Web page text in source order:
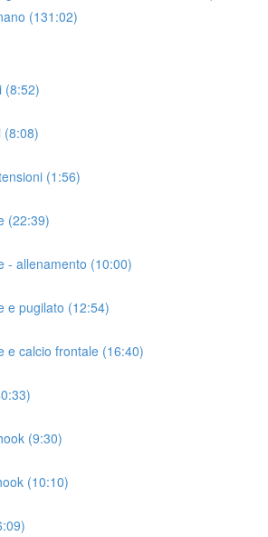
(131:02)
(8:52)
(8:08)
(1:56)
(22:39)
- allenamento (10:00)
e pugilato (12:54)
e calcio frontale (16:40)
(9:30)
(10:10)